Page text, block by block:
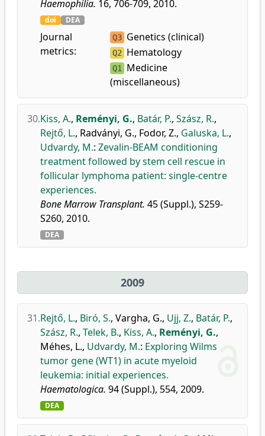
Haemophilia. 16, 706-709, 2010.
doi DEA
Journal
metrics:
Q3 Genetics (clinical)
Q2 Hematology
Q1 Medicine
(miscellaneous)
30.Kiss, A., Reményi, G., Batár, P., Szász, R.,
Rejtő, L., Radványi, G., Fodor, Z., Galuska, L.,
Udvardy, M.: Zevalin-BEAM conditioning
treatment followed by stem cell rescue in
follicular lymphoma patient: single-centre
experiences.
Bone Marrow Transplant. 45 (Suppl.), S259-
S260, 2010.
DEA
2009
31.Rejtő, L., Biró, S., Vargha, G., Ujj, Z., Batár, P.,
Szász, R., Telek, B., Kiss, A., Reményi, G.,
Méhes, L., Udvardy, M.: Exploring Wilms
tumor gene (WT1) in acute myeloid
leukemia: initial experiences.
Haematologica. 94 (Suppl.), 554, 2009.
DEA